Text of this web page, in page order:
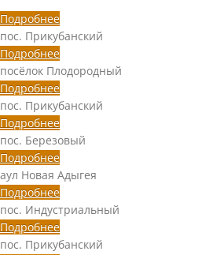
Подробнее
пос. Прикубанский
Подробнее
посёлок Плодородный
Подробнее
пос. Прикубанский
Подробнее
пос. Березовый
Подробнее
аул Новая Адыгея
Подробнее
пос. Индустриальный
Подробнее
пос. Прикубанский